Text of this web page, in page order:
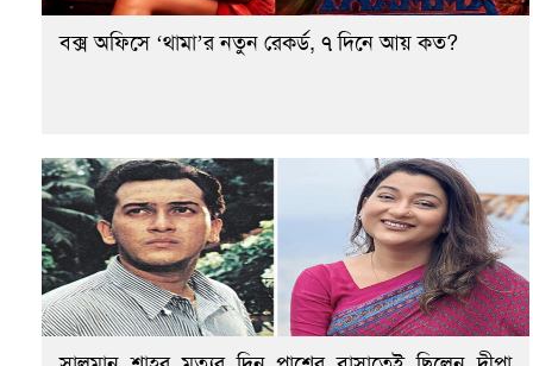
বক্স অফিসে ‘থামা’র নতুন রেকর্ড, ৭ দিনে আয় কত?